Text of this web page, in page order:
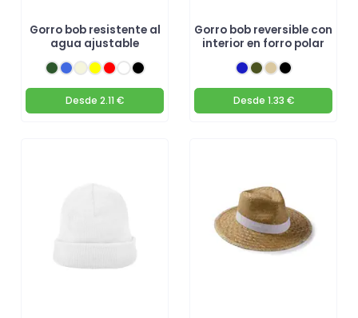
Gorro bob resistente al
agua ajustable
Desde 2.11 €
Gorro bob reversible con
interior en forro polar
Desde 1.33 €